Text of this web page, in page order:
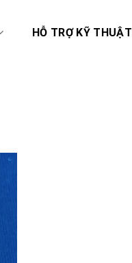
HỖ TRỢ KỸ THUẬT